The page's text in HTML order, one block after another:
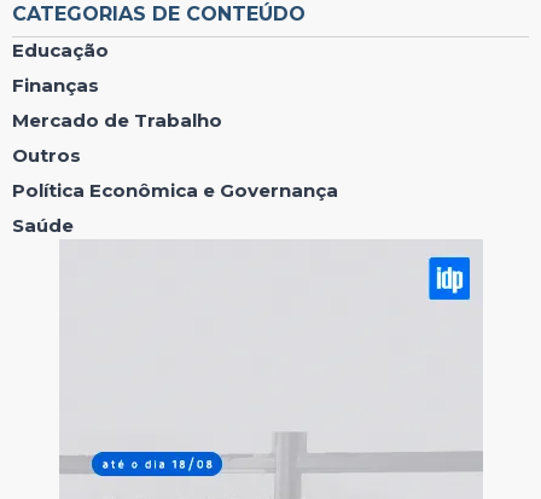
CATEGORIAS DE CONTEÚDO
Educação
Finanças
Mercado de Trabalho
Outros
Política Econômica e Governança
Saúde